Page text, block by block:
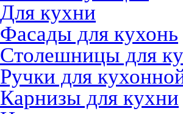
Для кухни
Фасады для кухонь
Столешницы для
Ручки для
Карнизы для кухни